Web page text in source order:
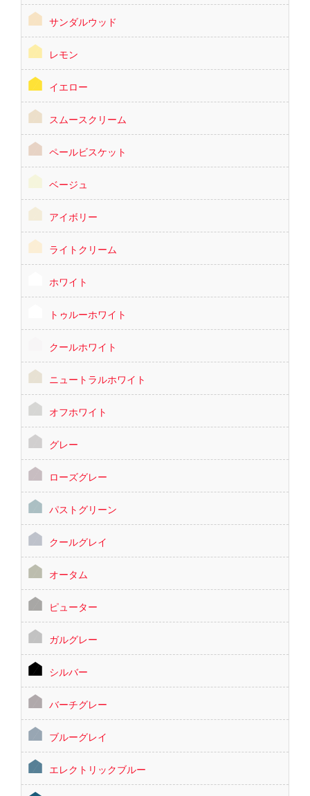
サンダルウッド
レモン
イエロー
スムースクリーム
ペールビスケット
ベージュ
アイボリー
ライトクリーム
ホワイト
トゥルーホワイト
クールホワイト
ニュートラルホワイト
オフホワイト
グレー
ローズグレー
パストグリーン
クールグレイ
オータム
ピューター
ガルグレー
シルバー
バーチグレー
ブルーグレイ
エレクトリックブルー